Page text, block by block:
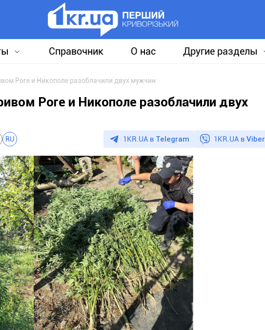
Справочник О нас Другие разделы
Роге и Никополе разоблачили двух мужчин
Роге и Никополе разоблачили двух
RU 1KR.UA в Telegram 1KR.UA в Viber